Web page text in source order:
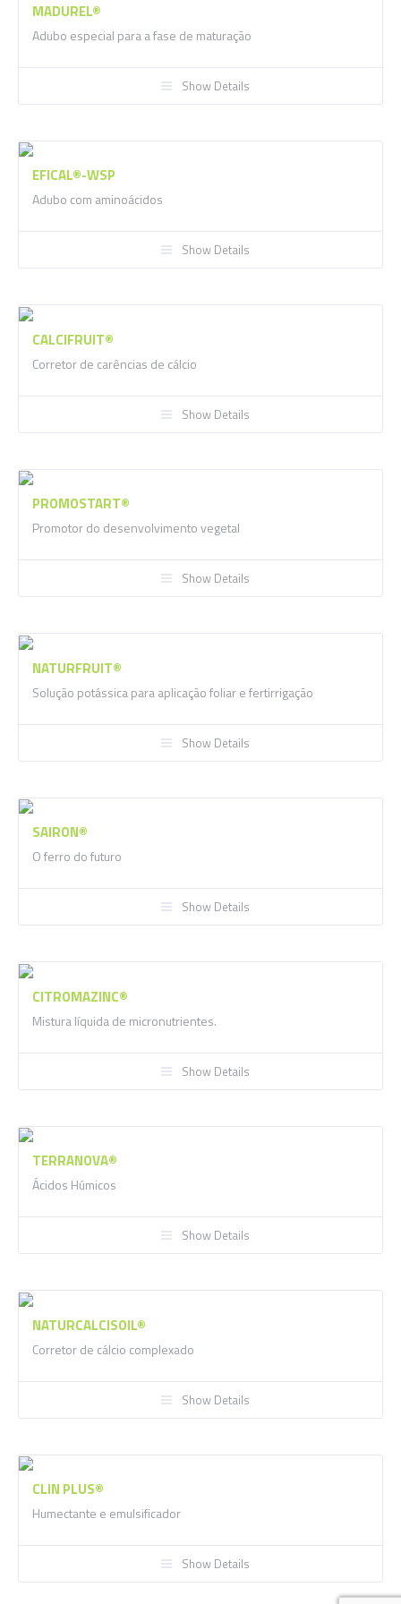
MADUREL®
Adubo especial para a fase de maturação
Show Details
EFICAL®-WSP
Adubo com aminoácidos
Show Details
CALCIFRUIT®
Corretor de carências de cálcio
Show Details
PROMOSTART®
Promotor do desenvolvimento vegetal
Show Details
NATURFRUIT®
Solução potássica para aplicação foliar e fertirrigação
Show Details
SAIRON®
O ferro do futuro
Show Details
CITROMAZINC®
Mistura líquida de micronutrientes.
Show Details
TERRANOVA®
Ácidos Húmicos
Show Details
NATURCALCISOIL®
Corretor de cálcio complexado
Show Details
CLIN PLUS®
Humectante e emulsificador
Show Details